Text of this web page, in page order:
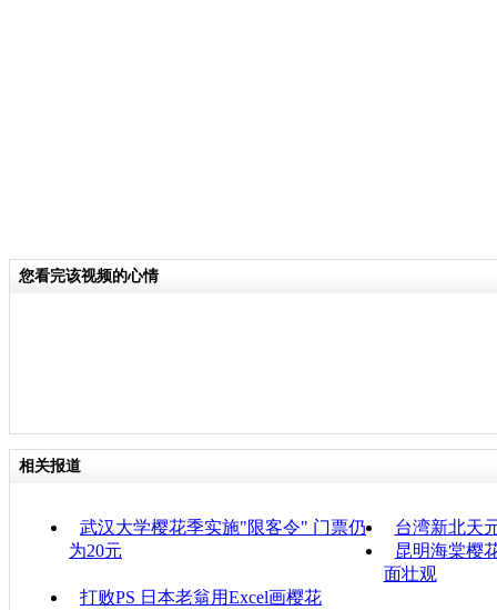
您看完该视频的心情
相关报道
武汉大学樱花季实施"限客令" 门票仍
为20元
台湾新北天
昆明海棠樱
面壮观
打败PS 日本老翁用Excel画樱花